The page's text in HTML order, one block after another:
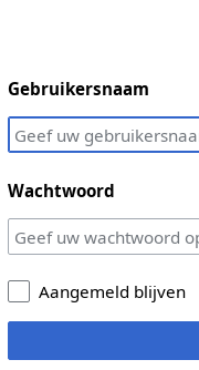
Gebruikersnaam
Wachtwoord
Aangemeld blijven